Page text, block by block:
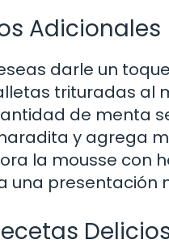
Adicionales
darle un
trituradas al
de menta
y agrega
la mousse con
una presentación